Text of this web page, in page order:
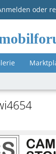
oder